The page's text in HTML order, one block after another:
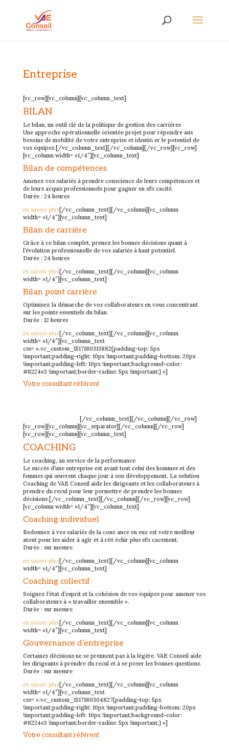
Entreprise
[vc_row][vc_column][vc_column_text]
BILAN
Le bilan, un outil clé de la politique de gestion des carrières
Une approche opérationnelle orientée projet pour répondre aux
besoins de mobilité de votre entreprise et identiﬁ er le potentiel de
vos équipes.[/vc_column_text][/vc_column][/vc_row][vc_row]
[vc_column width= »1/4″][vc_column_text]
Bilan de compétences
Amenez vos salariés à prendre conscience de leurs compétences et
de leurs acquis professionnels pour gagner en efﬁ cacité.
Durée : 24 heures
en savoir plus[/vc_column_text][/vc_column][vc_column
width= »1/4″][vc_column_text]
Bilan de carrière
Grâce à ce bilan complet, prenez les bonnes décisions quant à
l’évolution professionnelle de vos salariés à haut potentiel.
Durée : 24 heures
en savoir plus[/vc_column_text][/vc_column][vc_column
width= »1/4″][vc_column_text]
Bilan point carrière
Optimisez la démarche de vos collaborateurs en vous concentrant
sur les points essentiels du bilan.
Durée : 12 heures
en savoir plus[/vc_column_text][/vc_column][vc_column
width= »1/4″][vc_column_text
css= ».vc_custom_1517180313882{padding-top: 5px
!important;padding-right: 10px !important;padding-bottom: 20px
!important;padding-left: 10px !important;background-color:
#8224e3 !important;border-radius: 5px !important;} »]
Votre consultant référent
[/vc_column_text][/vc_column][/vc_row]
[vc_row][vc_column][vc_separator][/vc_column][/vc_row]
[vc_row][vc_column][vc_column_text]
COACHING
Le coaching, au service de la performance
Le succès d’une entreprise est avant tout celui des hommes et des
femmes qui œuvrent chaque jour à son développement. La solution
Coaching de VAE Conseil aide les dirigeants et les collaborateurs à
prendre du recul pour leur permettre de prendre les bonnes
décisions.[/vc_column_text][/vc_column][/vc_row][vc_row]
[vc_column width= »1/4″][vc_column_text]
Coaching individuel
Redonnez à vos salariés de la conﬁ ance en eux est votre meilleur
atout pour les aider à agir et à réﬂ échir plus efﬁ cacement.
Durée : sur mesure
en savoir plus[/vc_column_text][/vc_column][vc_column
width= »1/4″][vc_column_text]
Coaching collectif
Soignez l’état d’esprit et la cohésion de vos équipes pour amener vos
collaborateurs à « travailler ensemble ».
Durée : sur mesure
en savoir plus[/vc_column_text][/vc_column][vc_column
width= »1/4″][vc_column_text]
Gouvernance d’entreprise
Certaines décisions ne se prennent pas à la légère. VAE Conseil aide
les dirigeants à prendre du recul et à se poser les bonnes questions.
Durée : sur mesure
en savoir plus[/vc_column_text][/vc_column][vc_column
width= »1/4″][vc_column_text
css= ».vc_custom_1517180304827{padding-top: 5px
!important;padding-right: 10px !important;padding-bottom: 20px
!important;padding-left: 10px !important;background-color:
#8224e3 !important;border-radius: 5px !important;} »]
Votre consultant référent